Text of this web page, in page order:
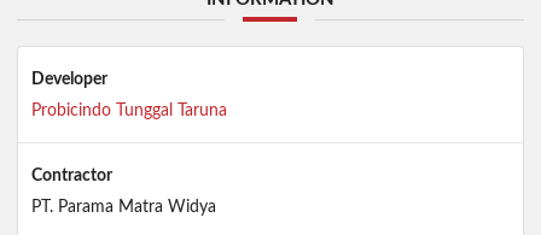
Developer
Probicindo Tunggal Taruna
Contractor
PT. Parama Matra Widya